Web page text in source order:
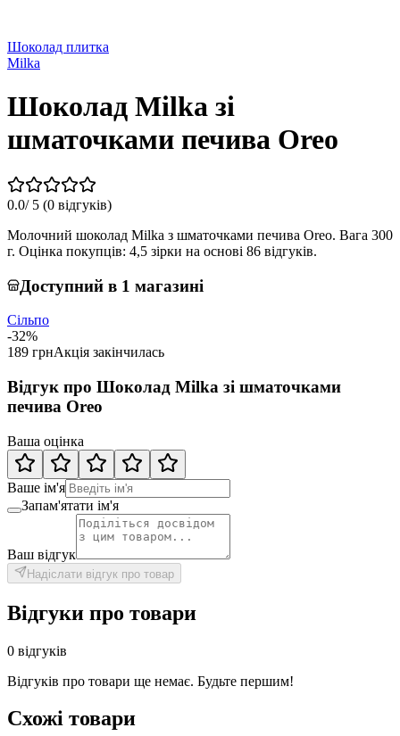
Шоколад плитка
Milka
Шоколад Milka зі
шматочками печива Oreo
0.0/ 5 (0 відгуків)
Молочний шоколад Milka з шматочками печива Oreo. Вага 300
г. Оцінка покупців: 4,5 зірки на основі 86 відгуків.
Доступний в 1 магазині
Сільпо
-32%
189 грнАкція закінчилась
Відгук про Шоколад Milka зі шматочками
печива Oreo
Ваша оцінка
Ваше ім'я
Запам'ятати ім'я
Ваш відгук
Надіслати відгук про товар
Відгуки про товари
0 відгуків
Відгуків про товари ще немає. Будьте першим!
Схожі товари